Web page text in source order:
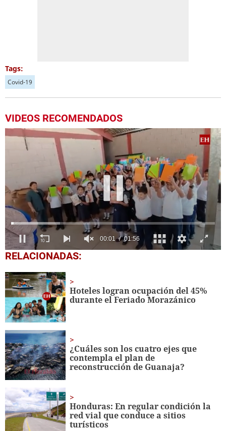
Tags:
Covid-19
VIDEOS RECOMENDADOS
0
of
minute,
56
seconds
00:03 01:56
RELACIONADAS:
Hoteles logran ocupación del 45%
durante el Feriado Morazánico
¿Cuáles son los cuatro ejes que
contempla el plan de
reconstrucción de Guanaja?
Honduras: En regular condición la
red vial que conduce a sitios
turísticos